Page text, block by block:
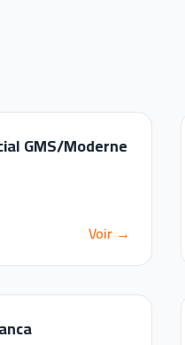
GMS/Moderne
Voir →